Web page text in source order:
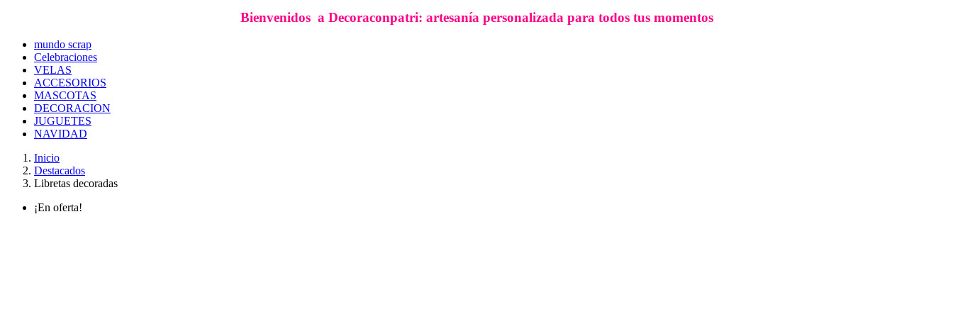
Bienvenidos a Decoraconpatri: artesanía personalizada para todos tus momentos
mundo scrap
Celebraciones
VELAS
ACCESORIOS
MASCOTAS
DECORACION
JUGUETES
NAVIDAD
Inicio
Destacados
Libretas decoradas
¡En oferta!